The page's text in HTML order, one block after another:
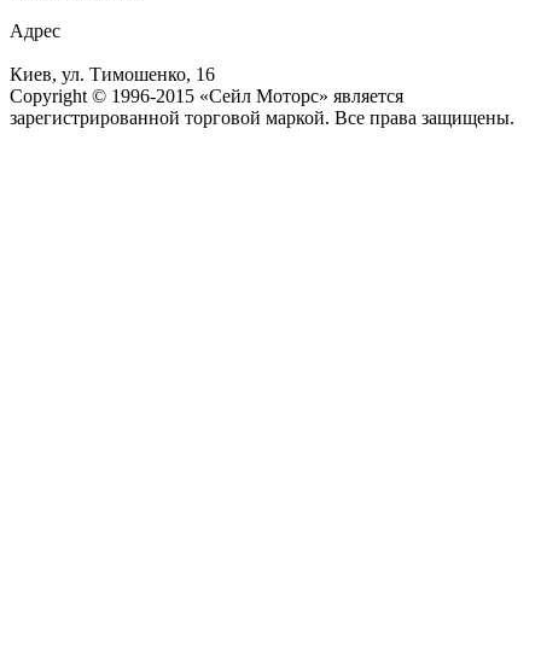
Адрес
Киев, ул. Тимошенко, 16
Copyright © 1996-2015 «Сейл Моторс» является
зарегистрированной торговой маркой. Все права защищены.